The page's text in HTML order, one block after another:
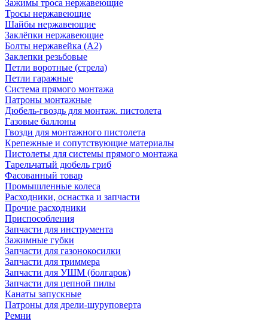
Зажимы троса нержавеющие
Тросы нержавеющие
Шайбы нержавеющие
Заклёпки нержавеющие
Болты нержавейка (А2)
Заклепки резьбовые
Петли воротные (стрела)
Петли гаражные
Система прямого монтажа
Патроны монтажные
Дюбель-гвоздь для монтаж. пистолета
Газовые баллоны
Гвозди для монтажного пистолета
Крепежные и сопутствующие материалы
Пистолеты для системы прямого монтажа
Тарельчатый дюбель гриб
Фасованный товар
Промышленные колеса
Расходники, оснастка и запчасти
Прочие расходники
Приспособления
Запчасти для инструмента
Зажимные губки
Запчасти для газонокосилки
Запчасти для триммера
Запчасти для УШМ (болгарок)
Запчасти для цепной пилы
Канаты запускные
Патроны для дрели-шуруповерта
Ремни